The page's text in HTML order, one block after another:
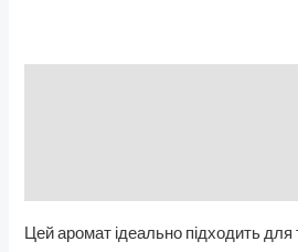
Цей аромат ідеально підходить для